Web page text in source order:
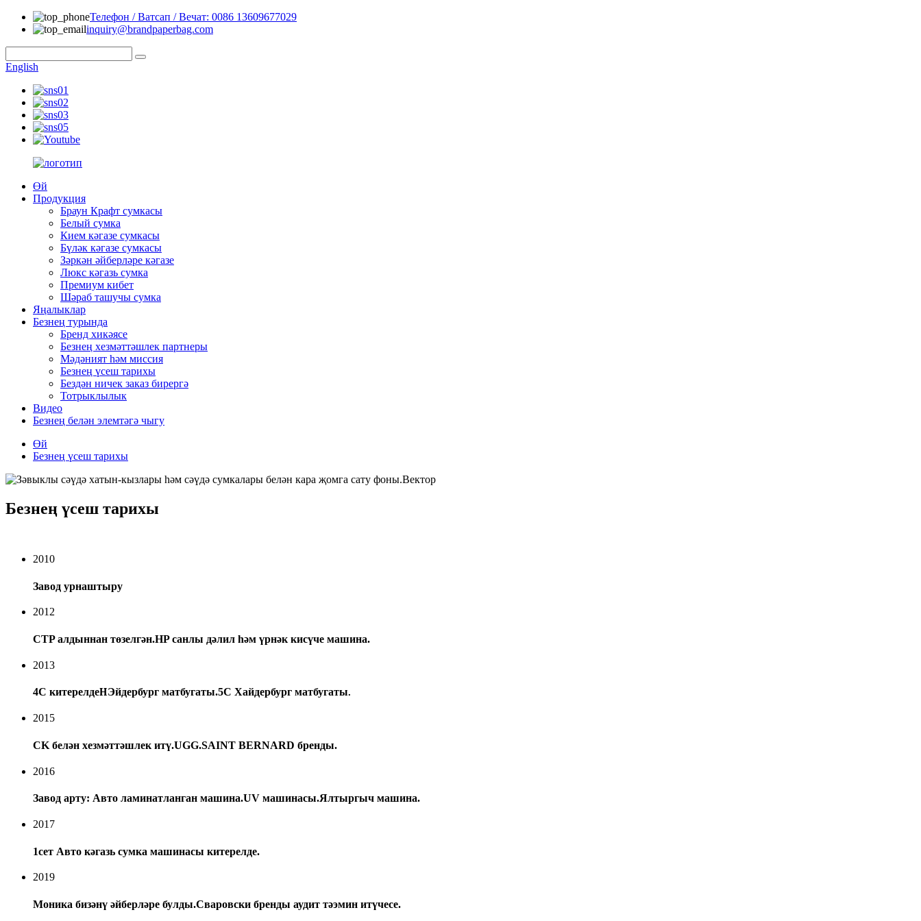
Телефон / Ватсап / Вечат: 0086 13609677029
inquiry@brandpaperbag.com
English
Өй
Продукция
Браун Крафт сумкасы
Белый сумка
Кием кәгазе сумкасы
Бүләк кәгазе сумкасы
Зәркән әйберләре кәгазе
Люкс кәгазь сумка
Премиум кибет
Шәраб ташучы сумка
Яңалыклар
Безнең турында
Бренд хикәясе
Безнең хезмәттәшлек партнеры
Мәдәният һәм миссия
Безнең үсеш тарихы
Бездән ничек заказ бирергә
Тотрыклылык
Видео
Безнең белән элемтәгә чыгу
Өй
Безнең үсеш тарихы
Безнең үсеш тарихы
2010
Завод урнаштыру
2012
CTP алдыннан төзелгән.HP санлы дәлил һәм үрнәк кисүче машина.
2013
4C китерелдеHЭйдербург матбугаты.5C Хайдербург матбугаты.
2015
CK белән хезмәттәшлек итү.UGG.SAINT BERNARD бренды.
2016
Завод арту: Авто ламинатланган машина.UV машинасы.Ялтыргыч машина.
2017
1сет Авто кәгазь сумка машинасы китерелде.
2019
Моника бизәнү әйберләре булды.Сваровски бренды аудит тәэмин итүчесе.